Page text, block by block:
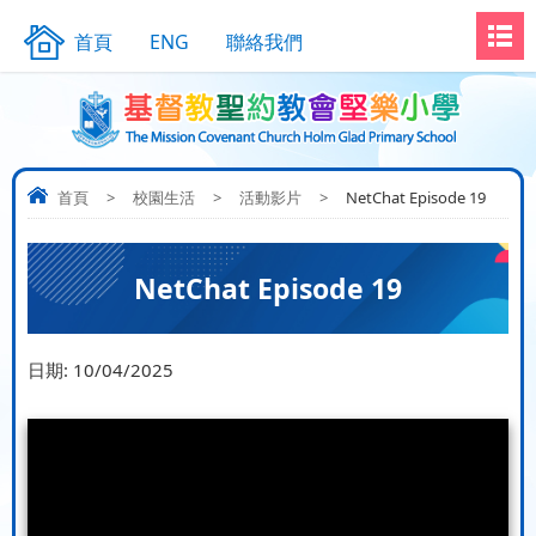
首頁 ENG 聯絡我們
首頁 > 校園生活 > 活動影片 > NetChat Episode 19
NetChat Episode 19
日期: 10/04/2025